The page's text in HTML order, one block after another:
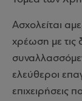
Ασχολείται
χρέωση με τις
ελεύθεροι
επιχειρήσεις